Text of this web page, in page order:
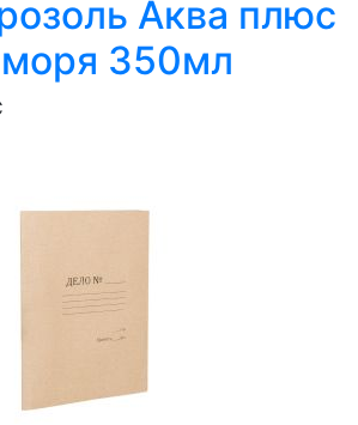
Аква плюс
350мл